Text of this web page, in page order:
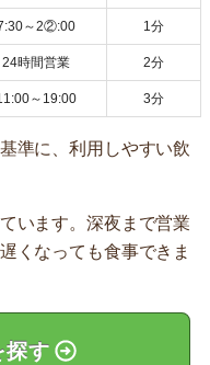
～2②:00 1分
24時間営業 2分
～19:00 3分
準に、利用しやすい飲
います。深夜まで営業
くなっても食事できま
探す